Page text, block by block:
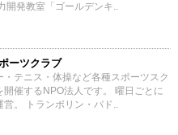
開発教室「ゴールデンキ..
ーツクラブ
・テニス・体操など各種スポーツスク
開催するNPO法人です。 曜日ごとに
営。 トランポリン・バド..